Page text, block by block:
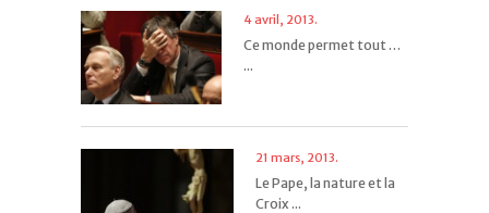
4 avril, 2013.
Ce monde permet tout …
...
21 mars, 2013.
Le Pape, la nature et la
Croix ...